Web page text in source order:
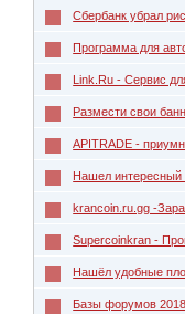
Сбербанк убрал
Программа для
Link.Ru - Cервис
Размести свои
APITRADE -
Нашел интересный
krancoin.ru.gg -
Supercoinkran -
Нашёл удобные
Базы форумов